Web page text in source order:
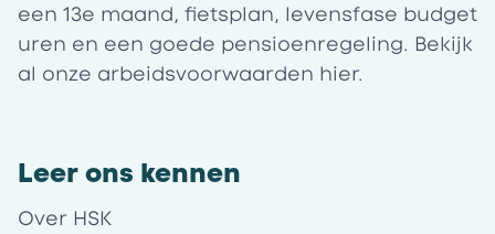
een 13e maand, fietsplan, levensfase budget
uren en een goede pensioenregeling. Bekijk
al onze arbeidsvoorwaarden hier.
Leer ons kennen
Over HSK